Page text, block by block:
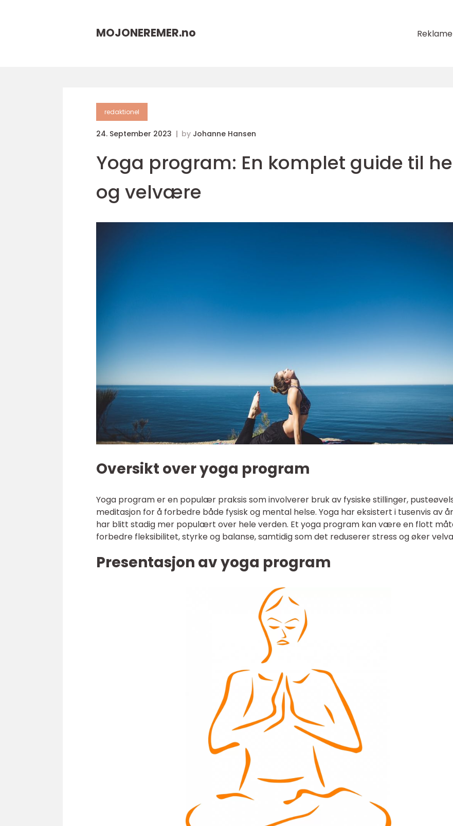
MOJONEREMER.no Reklame
redaktionel
24. September 2023 by Johanne Hansen
Yoga program: En komplet guide til
og velvære
Oversikt over yoga program
Yoga program er en populær praksis som involverer bruk av fysiske stillinger,
meditasjon for å forbedre både fysisk og mental helse. Yoga har eksistert i tusenvis av
har blitt stadig mer populært over hele verden. Et yoga program kan være en flott
forbedre fleksibilitet, styrke og balanse, samtidig som det reduserer stress og øker
Presentasjon av yoga program